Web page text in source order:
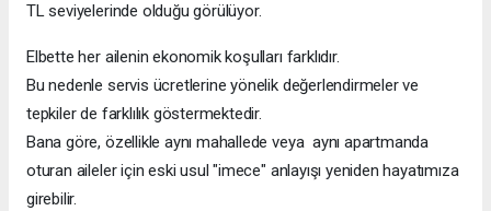
TL seviyelerinde olduğu görülüyor.
Elbette her ailenin ekonomik koşulları farklıdır.
Bu nedenle servis ücretlerine yönelik değerlendirmeler ve
tepkiler de farklılık göstermektedir.
Bana göre, özellikle aynı mahallede veya aynı apartmanda
oturan aileler için eski usul "imece" anlayışı yeniden hayatımıza
girebilir.